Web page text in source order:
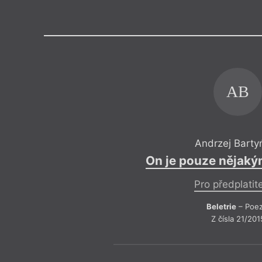
AB
Andrzej
On je pouze
Pro
Beletrie–
Z čísla 21/